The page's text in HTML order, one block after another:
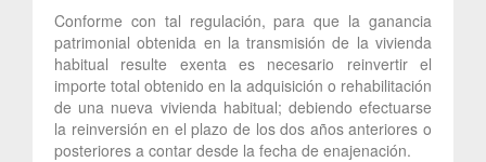
Conforme con tal regulación, para que la ganancia
patrimonial obtenida en la transmisión de la vivienda
habitual resulte exenta es necesario reinvertir el
importe total obtenido en la adquisición o rehabilitación
de una nueva vivienda habitual; debiendo efectuarse
la reinversión en el plazo de los dos años anteriores o
posteriores a contar desde la fecha de enajenación.